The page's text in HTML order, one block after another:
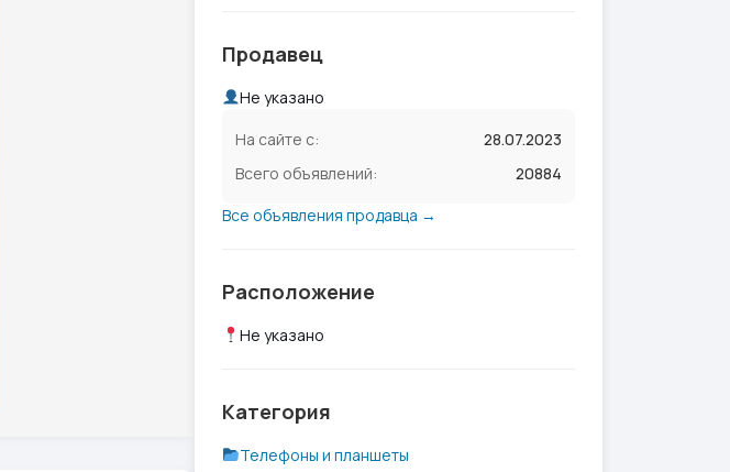
Продавец
Не указано
На сайте с:
28.07.2023
Всего объявлений:
20884
Все объявления продавца →
Расположение
Не указано
Категория
Телефоны и планшеты